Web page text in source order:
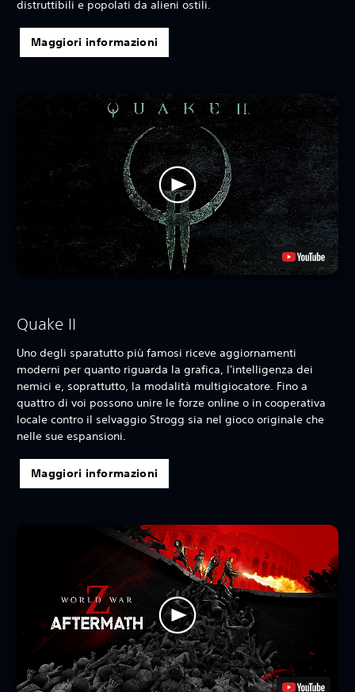
distruttibili e popolati da alieni ostili.‎
Maggiori informazioni
Quake II
Uno degli sparatutto più famosi riceve aggiornamenti
moderni per quanto riguarda la grafica, l'intelligenza dei
nemici e, soprattutto, la modalità multigiocatore. Fino a
quattro di voi possono unire le forze online o in cooperativa
locale contro il selvaggio Strogg sia nel gioco originale che
nelle sue espansioni.
Maggiori informazioni